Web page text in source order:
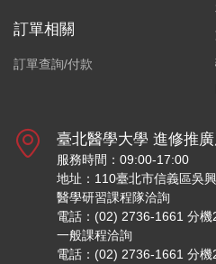
訂單相關
訂單查詢/付款
臺北醫學大學 進修推
服務時間：09:00-17:00
地址：110臺北市信義區吳
醫學研習課程隊洽詢
電話：(02) 2736-1661 分機
一般課程洽詢
電話：(02) 2736-1661 分機